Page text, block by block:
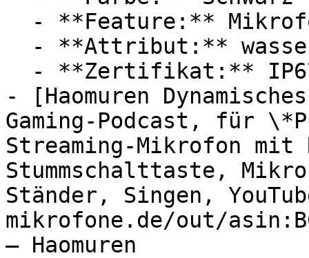
- [Haomuren
Gaming-Podcast, für
Streaming-Mikrofon mit
Stummschalttaste,
Ständer, Singen,
mikrofone.de/out/
— Haomuren